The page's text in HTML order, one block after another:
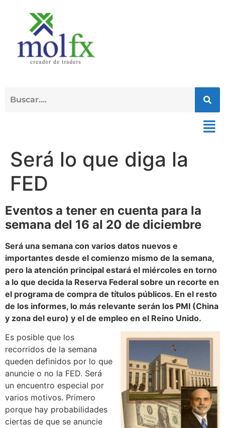
Será lo que diga la
FED
Eventos a tener en cuenta para la
semana del 16 al 20 de diciembre
Será una semana con varios datos nuevos e
importantes desde el comienzo mismo de la semana,
pero la atención principal estará el miércoles en torno
a lo que decida la Reserva Federal sobre un recorte en
el programa de compra de títulos públicos. En el resto
de los informes, lo más relevante serán los PMI (China
y zona del euro) y el de empleo en el Reino Unido.
Es posible que los
recorridos de la semana
queden definidos por lo que
anuncie o no la FED. Será
un encuentro especial por
varios motivos. Primero
porque hay probabilidades
ciertas de que se anuncie